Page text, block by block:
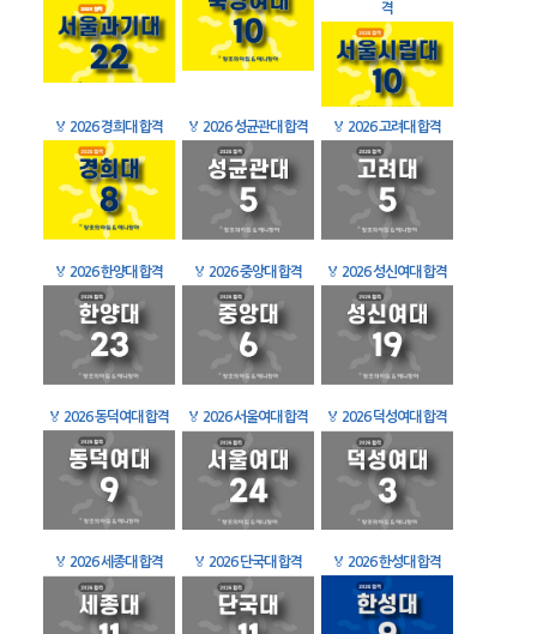
격
🏅 2026 경희대 합격 🏅 2026 성균관대 합격 🏅 2026 고려대 합격
🏅 2026 한양대 합격 🏅 2026 중앙대 합격 🏅 2026 성신여대 합격
🏅 2026 동덕여대 합격 🏅 2026 서울여대 합격 🏅 2026 덕성여대 합격
🏅 2026 세종대 합격 🏅 2026 단국대 합격 🏅 2026 한성대 합격